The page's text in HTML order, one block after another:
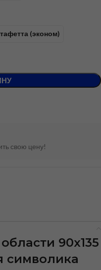
(эконом)
свою цену!
90х135
символика